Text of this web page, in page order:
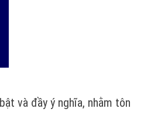
và đầy ý nghĩa, nhằm tôn